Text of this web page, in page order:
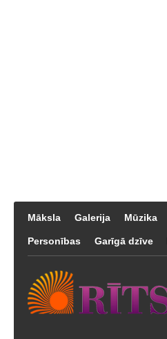
Māksla Galerija Mūzika
Personības Garīgā dzīve